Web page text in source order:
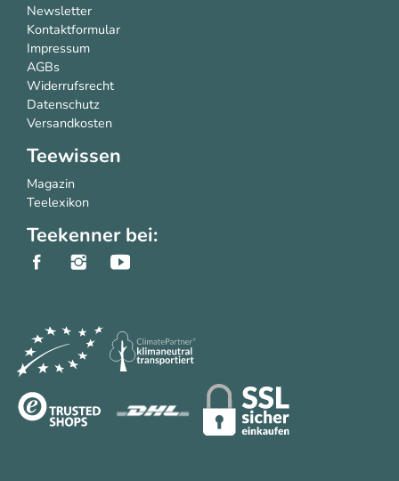
Newsletter
Kontaktformular
Impressum
AGBs
Widerrufsrecht
Datenschutz
Versandkosten
Teewissen
Magazin
Teelexikon
Teekenner bei: